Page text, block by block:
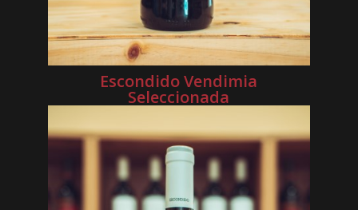
Escondido Vendimia
Seleccionada